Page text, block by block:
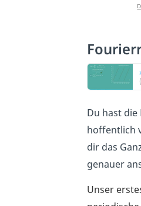
Du hast
hoffentlich
dir das
genauer
Unser